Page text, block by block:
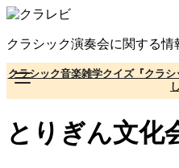
コ
テ
ン
ツ
へ
動
クラシック演奏会に関する情
クラシック音楽雑学クイズ『クラ
とりぎん文化